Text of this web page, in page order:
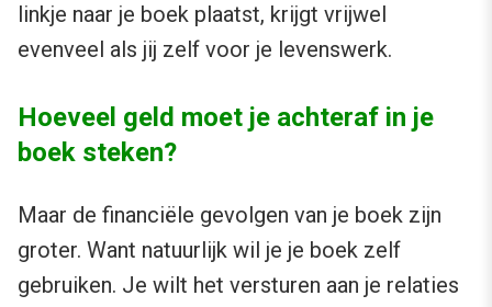
linkje naar je boek plaatst, krijgt vrijwel
evenveel als jij zelf voor je levenswerk.
Hoeveel geld moet je achteraf in je
boek steken?
Maar de financiële gevolgen van je boek zijn
groter. Want natuurlijk wil je je boek zelf
gebruiken. Je wilt het versturen aan je relaties